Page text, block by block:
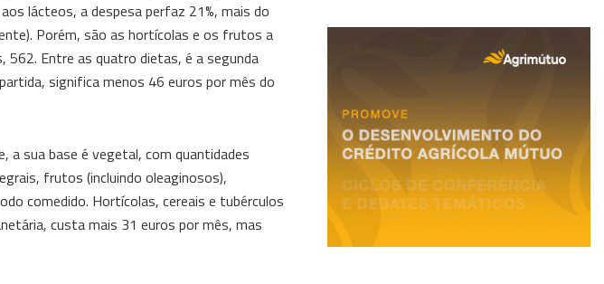
lácteos, a despesa perfaz 21%, mais do
Porém, são as hortícolas e os frutos a
Entre as quatro dietas, é a segunda
significa menos 46 euros por mês do
a sua base é vegetal, com quantidades
frutos (incluindo oleaginosos),
comedido. Hortícolas, cereais e tubérculos
custa mais 31 euros por mês, mas